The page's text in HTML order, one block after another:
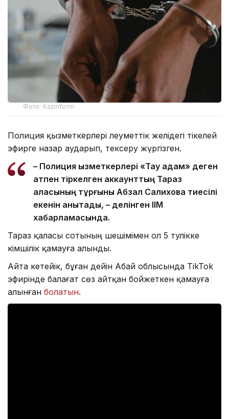
Фото: Kazinform
Полиция қызметкерлері әлеуметтік желідегі тікелей
эфирге назар аударып, тексеру жүргізген.
– Полиция қызметкерлері «Тау адам» деген
атпен тіркелген аккаунттың Тараз
қаласының тұрғыны Абзал Салиховқа тиесілі
екенін анықтады, – делінген ІІМ
хабарламасында.
Тараз қаласы сотының шешімімен ол 5 тәулікке
әкімшілік қамауға алынды.
Айта кетейік, бұған дейін Абай облысында TikTok
эфирінде балағат сөз айтқан бойжеткен қамауға
алынған болатын.